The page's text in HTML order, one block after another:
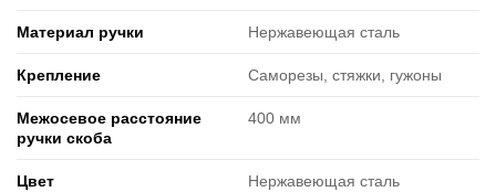
Материал ручки Нержавеющая сталь
Крепление Саморезы, стяжки, гужоны
Межосевое расстояние
ручки скоба
400 мм
Цвет Нержавеющая сталь